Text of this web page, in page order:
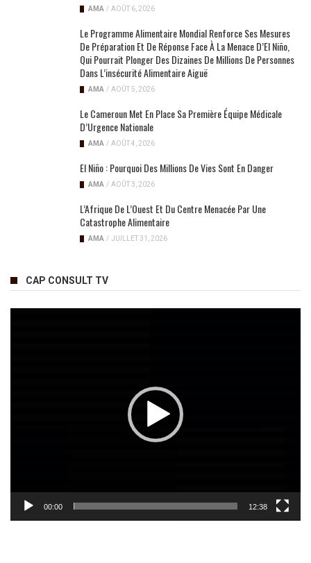
AMA / AOÛT 6, 2026
Le Programme Alimentaire Mondial Renforce Ses Mesures
De Préparation Et De Réponse Face À La Menace D’El Niño,
Qui Pourrait Plonger Des Dizaines De Millions De Personnes
Dans L’insécurité Alimentaire Aiguë
AMA / AOÛT 5, 2026
Le Cameroun Met En Place Sa Première Équipe Médicale
D’Urgence Nationale
AMA / AOÛT 4, 2026
El Niño : Pourquoi Des Millions De Vies Sont En Danger
AMA / AOÛT 3, 2026
L’Afrique De L’Ouest Et Du Centre Menacée Par Une
Catastrophe Alimentaire
AMA / JUILLET 31, 2026
CAP CONSULT TV
00:00 12:38